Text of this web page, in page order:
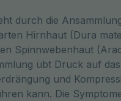
durch die
Hirnhaut (Dura
Spinnwebenhaut
übt Druck auf
und
kann. Die